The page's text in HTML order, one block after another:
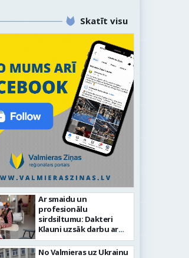
Skatīt visu
diena
Ar smaidu un
profesionālu
sirdsiltumu: Dakteri
Klauni uzsāk darbu ar
senioriem Vidzemes
slimnīcā
No Valmieras uz Ukrainu